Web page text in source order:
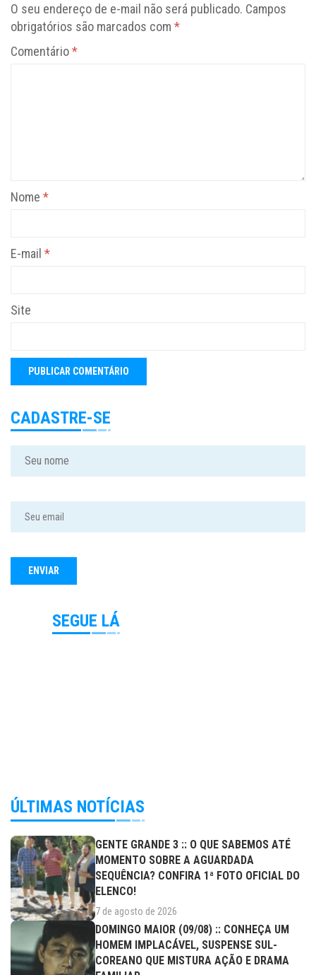
O seu endereço de e-mail não será publicado. Campos
obrigatórios são marcados com *
Comentário*
Nome *
E-mail *
Site
CADASTRE-SE
SEGUE LÁ
ÚLTIMAS NOTÍCIAS
GENTE GRANDE 3 :: O QUE SABEMOS ATÉ
MOMENTO SOBRE A AGUARDADA
SEQUÊNCIA? CONFIRA 1ª FOTO OFICIAL DO
ELENCO!
7 de agosto de 2026
DOMINGO MAIOR (09/08) :: CONHEÇA UM
HOMEM IMPLACÁVEL, SUSPENSE SUL-
COREANO QUE MISTURA AÇÃO E DRAMA